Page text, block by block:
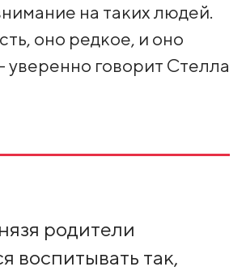
на таких людей.
оно редкое, и оно
уверенно говорит Стелла
родители
воспитывать так,